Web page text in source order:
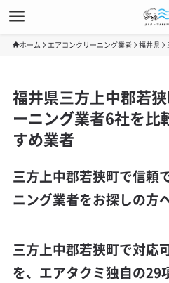
ホーム エアコンクリーニング業者 福井県
福井県三方上中郡若
ーニング業者6社を比
すめ業者
三方上中郡若狭町で信頼
ニング業者をお探しの方へ
三方上中郡若狭町で対応
を、エアタクミ独自の29